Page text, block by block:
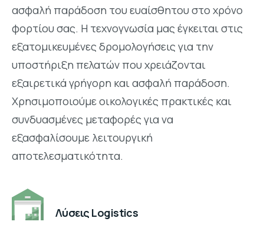
ασφαλή παράδοση του ευαίσθητου στο χρόνο
φορτίου σας. Η τεχνογνωσία μας έγκειται στις
εξατομικευμένες δρομολογήσεις για την
υποστήριξη πελατών που χρειάζονται
εξαιρετικά γρήγορη και ασφαλή παράδοση.
Χρησιμοποιούμε οικολογικές πρακτικές και
συνδυασμένες μεταφορές για να
εξασφαλίσουμε λειτουργική
αποτελεσματικότητα.
Λύσεις Logistics